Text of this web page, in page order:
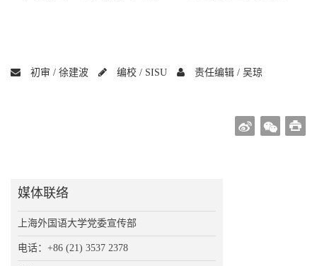
初审 / 徐建波 编校 / SISU 责任编辑 / 吴琼
媒体联络
上海外国语大学党委宣传部
电话：+86 (21) 3537 2378